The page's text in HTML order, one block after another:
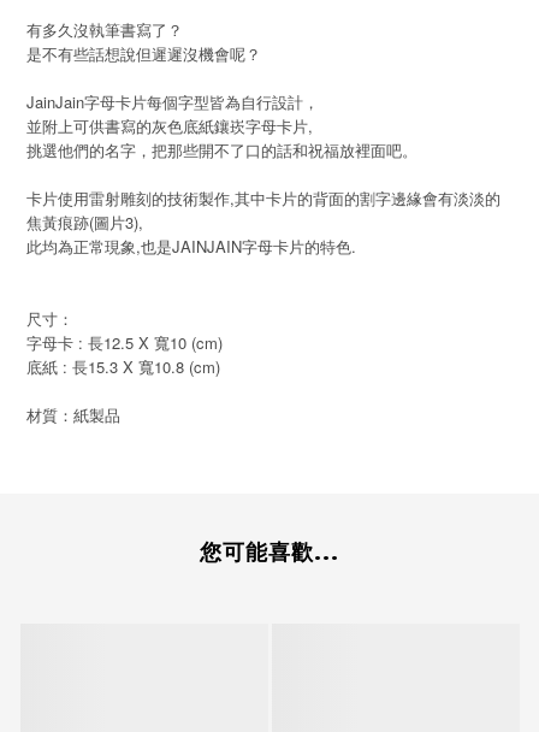
有多久沒執筆書寫了？
是不有些話想說但遲遲沒機會呢？
JainJain字母卡片每個字型皆為自行設計，
並附上可供書寫的灰色底紙鑲崁字母卡片,
挑選他們的名字，把那些開不了口的話和祝福放裡面吧。
卡片使用雷射雕刻的技術製作,其中卡片的背面的割字邊緣會有淡淡的
焦黃痕跡(圖片3),
此均為正常現象,也是JAINJAIN字母卡片的特色.
尺寸：
字母卡 : 長12.5 X 寬10 (cm)
底紙 : 長15.3 X 寬10.8 (cm)
材質：紙製品
您可能喜歡...